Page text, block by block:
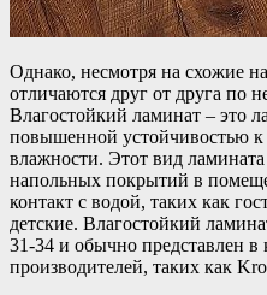
Однако, несмотря на схожие
отличаются друг от друга по
Влагостойкий ламинат – это
повышенной устойчивостью к
влажности. Этот вид ламината
напольных покрытий в
контакт с водой, таких как
детские. Влагостойкий
31-34 и обычно представлен в
производителей, таких как